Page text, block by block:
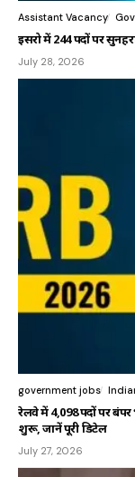
Assistant Vacancy
इसरो में 244 पदों पर
July 28, 2026
government jobs
रेलवे में 4,098 पदों पर
शुरू, जानें पूरी डिटेल
July 27, 2026